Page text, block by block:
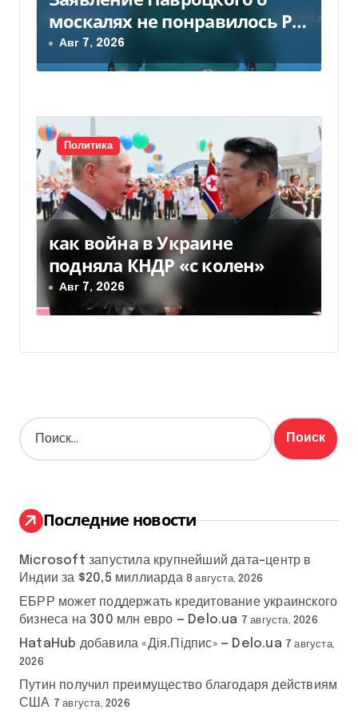
москалях не понравилось РФ
— видео
Авг 7, 2026
Политика
как война в Украине
подняла КНДР «с колен»
Авг 7, 2026
Н
а
:
Последние новости
Microsoft запустила крупнейший дата-центр в
Индии за $20,5 миллиарда 8 августа, 2026
ЕБРР может поддержать кредитование украинского
бизнеса на 300 млн евро — Delo.ua 7 августа, 2026
HataHub добавила «Дія.Підпис» — Delo.ua 7 августа,
2026
Путин получил преимущество благодаря действиям
США 7 августа, 2026